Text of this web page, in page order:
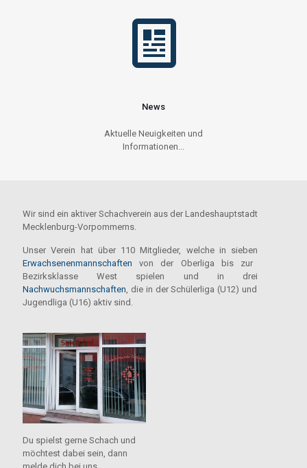
News
Aktuelle Neuigkeiten und
Informationen...
Wir sind ein aktiver Schachverein aus der Landeshauptstadt
Mecklenburg-Vorpommerns.
Unser Verein hat über 110 Mitglieder, welche in sieben
Erwachsenenmannschaften von der Oberliga bis zur
Bezirksklasse West spielen und in drei
Nachwuchsmannschaften, die in der Schülerliga (U12) und
Jugendliga (U16) aktiv sind.
Du spielst gerne Schach und
möchtest dabei sein, dann